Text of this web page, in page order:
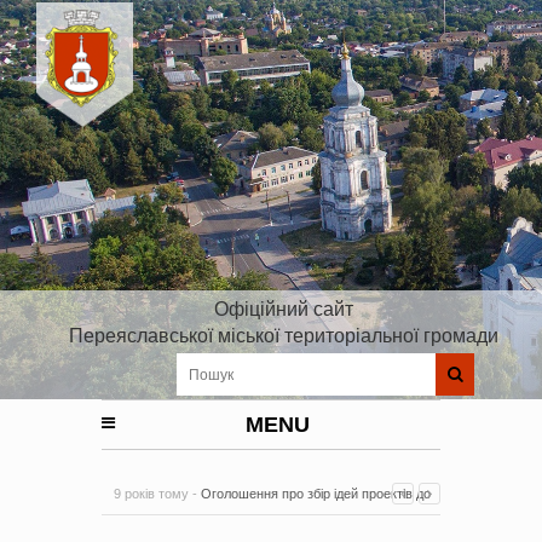
Офіційний сайт
Переяславської міської територіальної громади
MENU
9 років тому - Оголошення про збір ідей проектів до